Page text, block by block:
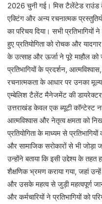
2026 चुनी गई। मिस टैलेंटेड राउंड के
एक्टिंग और अन्य रचनात्मक
का परिचय दिया। सभी
हुए प्रतियोगिता को रोचक और
के उत्साह और ऊर्जा ने पूरे माहौल
प्रतिभागियों के प्रदर्शन,
रचनात्मकता के आधार पर उनका
एम्बेलिश टैलेंट मैनेजमेंट की डायरेक्टर
उत्तराखंड केवल एक ब्यूटी कॉन्टेस्ट
आत्मविश्वास और नेतृत्व क्षमता को
प्रतियोगिता के माध्यम से
और सामाजिक सरोकारों से भी जोड़ा
उन्होंने बताया कि इसी उद्देश्य के तहत
शैक्षणिक भ्रमण कराया गया, जहां
और उसके महत्व से जुड़ी महत्वपूर्ण
और कर्मचारियों ने प्रतिभागियों को